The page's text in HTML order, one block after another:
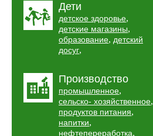
Дети
детское здоровье,
детские магазины,
образование, детский
досуг,
Производство
промышленное,
сельско- хозяйственное,
продуктов питания,
напитки,
нефтепереработка,